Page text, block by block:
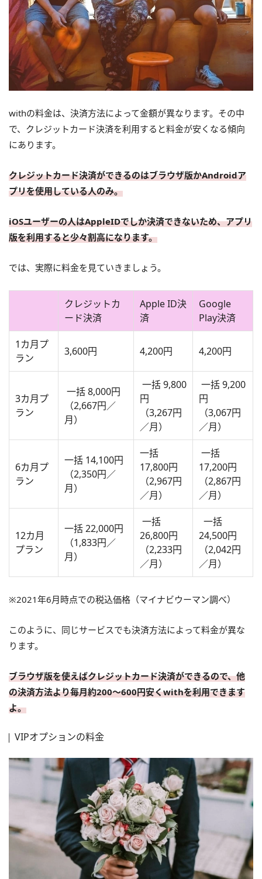
withの料金は、決済方法によって金額が異なります。その中
で、クレジットカード決済を利用すると料金が安くなる傾向
にあります。
クレジットカード決済ができるのはブラウザ版かAndroidア
プリを使用している人のみ。
iOSユーザーの人はAppleIDでしか決済できないため、アプリ
版を利用すると少々割高になります。
では、実際に料金を見ていきましょう。
クレジットカ
ード決済
Apple ID決
済
Google
Play決済
1カ月プ
ラン
3,600円 4,200円 4,200円
3カ月プ
ラン
一括 8,000円
（2,667円／
月）
一括 9,800
円
（3,267円
／月）
一括 9,200
円
（3,067円
／月）
6カ月プ
ラン
一括 14,100円
（2,350円／
月）
一括
17,800円
（2,967円
／月）
一括
17,200円
（2,867円
／月）
12カ月
プラン
一括 22,000円
（1,833円／
月）
一括
26,800円
（2,233円
／月）
一括
24,500円
（2,042円
／月）
※2021年6月時点での税込価格（マイナビウーマン調べ）
このように、同じサービスでも決済方法によって料金が異な
ります。
ブラウザ版を使えばクレジットカード決済ができるので、他
の決済方法より毎月約200～600円安くwithを利用できます
よ。
VIPオプションの料金